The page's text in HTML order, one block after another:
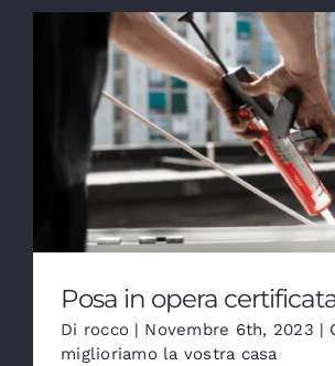
Posa in opera
Posa in opera
Di rocco | Novembre 6th, 2023 |
miglioriamo la vostra casa